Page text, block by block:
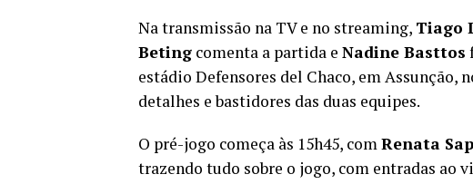
Na transmissão na TV e no streaming, Tiago
Beting comenta a partida e Nadine Basttos
estádio Defensores del Chaco, em Assunção,
detalhes e bastidores das duas equipes.
O pré-jogo começa às 15h45, comRenata
trazendo tudo sobre o jogo, com entradas ao